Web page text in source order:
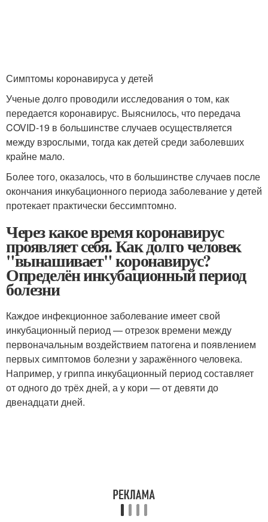
Симптомы коронавируса у детей
Ученые долго проводили исследования о том, как
передается коронавирус. Выяснилось, что передача
COVID-19 в большинстве случаев осуществляется
между взрослыми, тогда как детей среди заболевших
крайне мало.
Более того, оказалось, что в большинстве случаев после
окончания инкубационного периода заболевание у детей
протекает практически бессимптомно.
Через какое время коронавирус
проявляет себя. Как долго человек
"вынашивает" коронавирус?
Определён инкубационный период
болезни
Каждое инфекционное заболевание имеет свой
инкубационный период — отрезок времени между
первоначальным воздействием патогена и появлением
первых симптомов болезни у заражённого человека.
Например, у гриппа инкубационный период составляет
от одного до трёх дней, а у кори — от девяти до
двенадцати дней.